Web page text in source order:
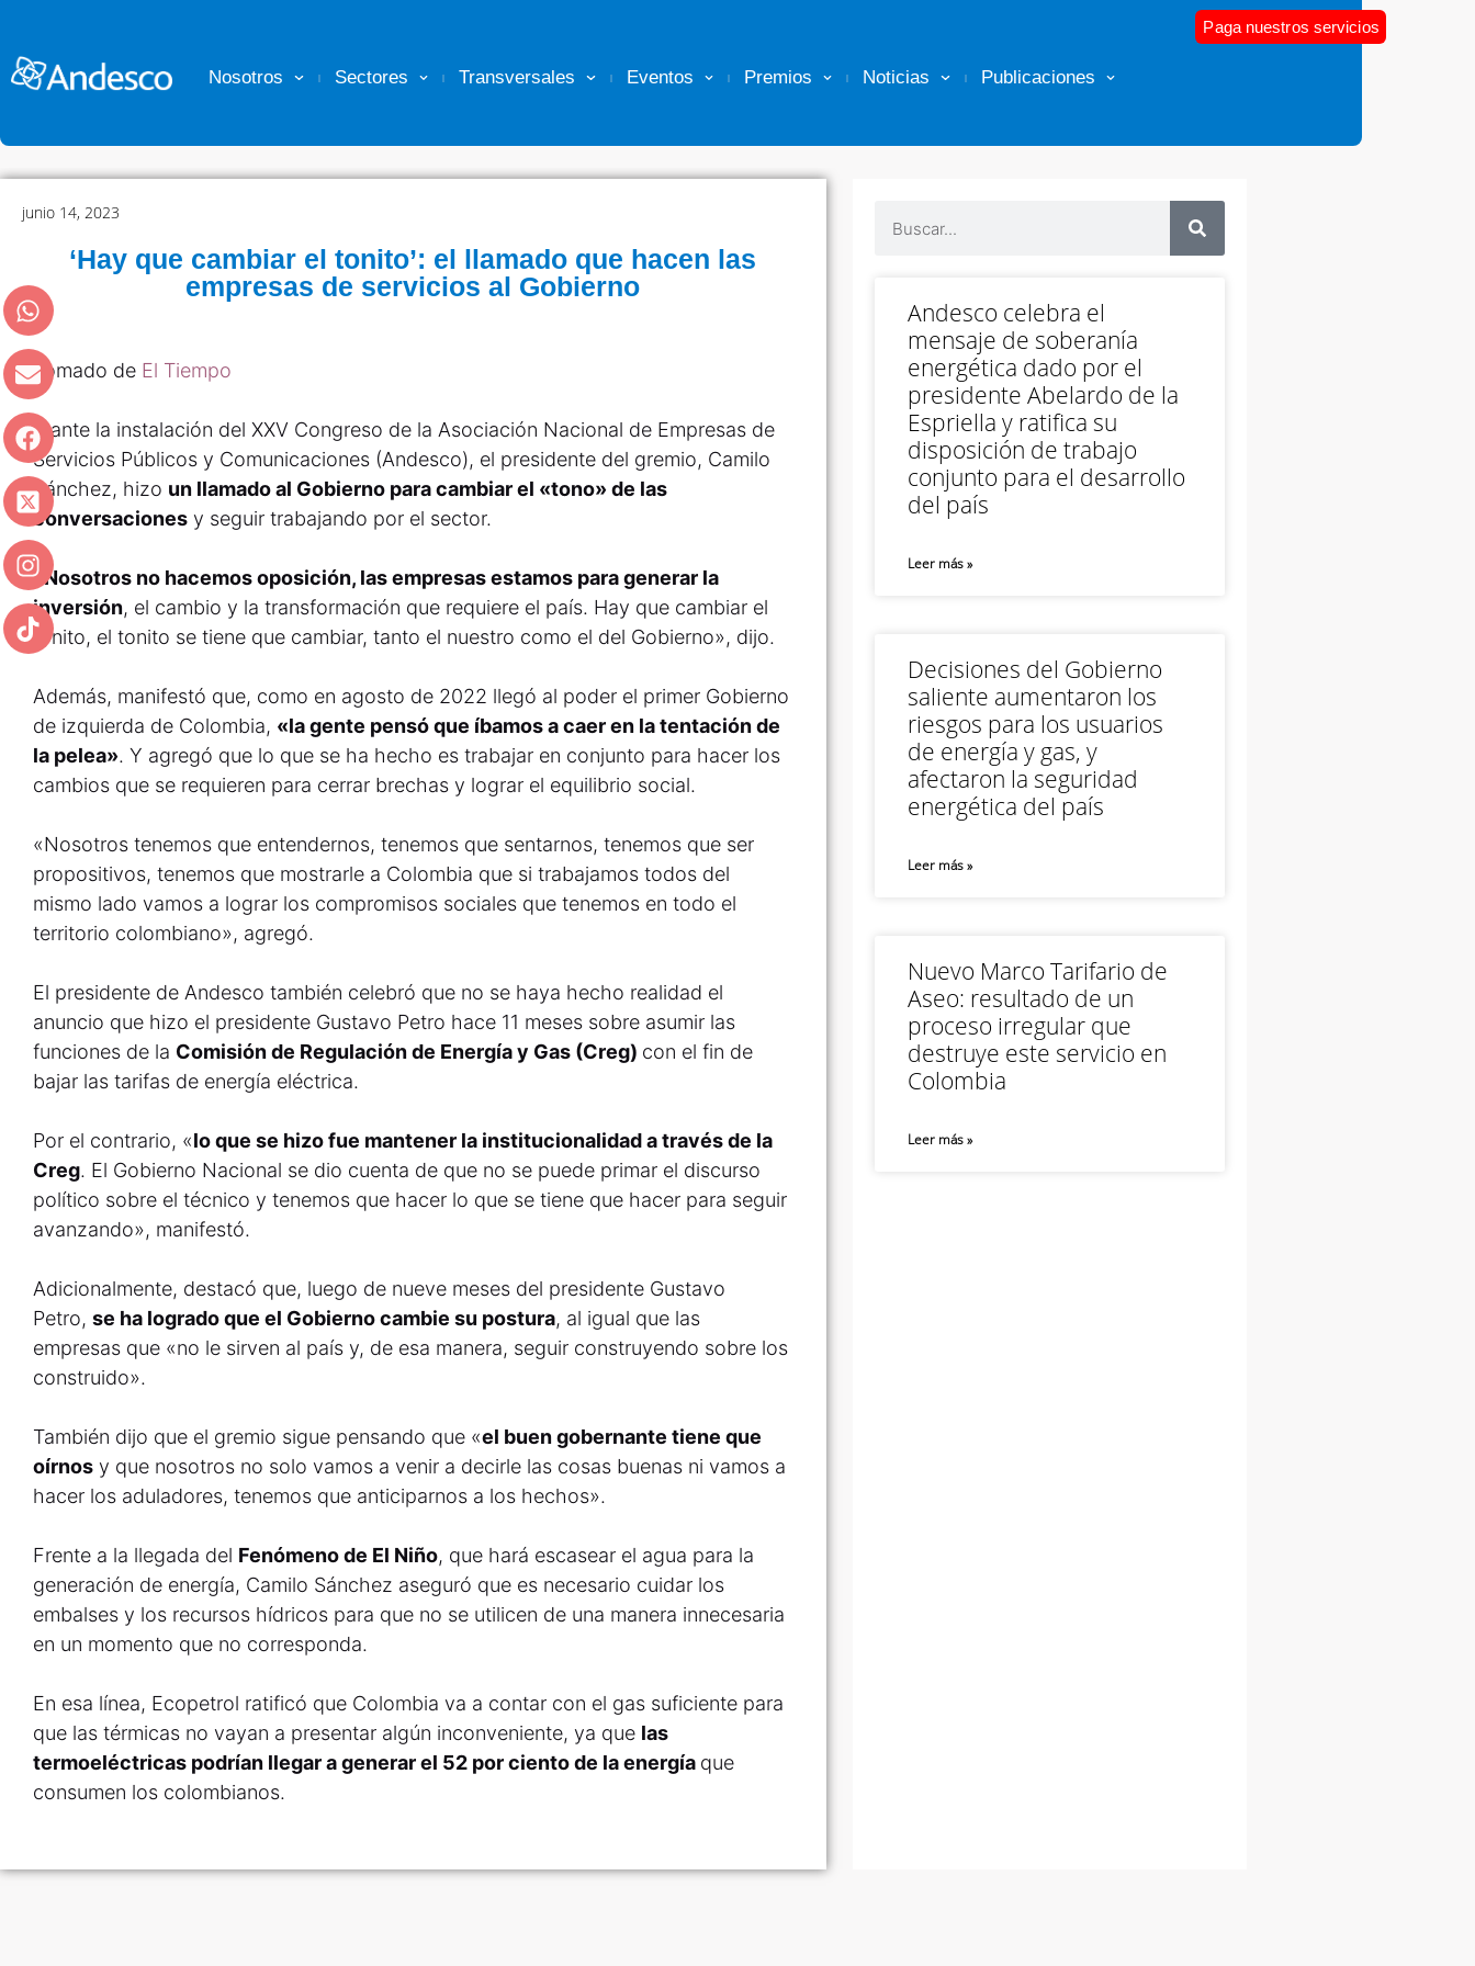
Nosotros Sectores Transversales Eventos Premios Noticias Publicaciones
Paga nuestros servicios
junio 14, 2023
‘Hay que cambiar el tonito’: el llamado que hacen las
empresas de servicios al Gobierno
Tomado de El Tiempo
urante la instalación del XXV Congreso de la Asociación Nacional de Empresas de
Servicios Públicos y Comunicaciones (Andesco), el presidente del gremio, Camilo
Sánchez, hizo un llamado al Gobierno para cambiar el «tono» de las
conversaciones y seguir trabajando por el sector.
« Nosotros no hacemos oposición, las empresas estamos para generar la
inversión, el cambio y la transformación que requiere el país. Hay que cambiar el
tonito, el tonito se tiene que cambiar, tanto el nuestro como el del Gobierno», dijo.
Además, manifestó que, como en agosto de 2022 llegó al poder el primer Gobierno
de izquierda de Colombia, «la gente pensó que íbamos a caer en la tentación de
la pelea». Y agregó que lo que se ha hecho es trabajar en conjunto para hacer los
cambios que se requieren para cerrar brechas y lograr el equilibrio social.
«Nosotros tenemos que entendernos, tenemos que sentarnos, tenemos que ser
propositivos, tenemos que mostrarle a Colombia que si trabajamos todos del
mismo lado vamos a lograr los compromisos sociales que tenemos en todo el
territorio colombiano», agregó.
El presidente de Andesco también celebró que no se haya hecho realidad el
anuncio que hizo el presidente Gustavo Petro hace 11 meses sobre asumir las
funciones de la Comisión de Regulación de Energía y Gas (Creg) con el fin de
bajar las tarifas de energía eléctrica.
Por el contrario, «lo que se hizo fue mantener la institucionalidad a través de la
Creg. El Gobierno Nacional se dio cuenta de que no se puede primar el discurso
político sobre el técnico y tenemos que hacer lo que se tiene que hacer para seguir
avanzando», manifestó.
Adicionalmente, destacó que, luego de nueve meses del presidente Gustavo
Petro, se ha logrado que el Gobierno cambie su postura, al igual que las
empresas que «no le sirven al país y, de esa manera, seguir construyendo sobre los
construido».
También dijo que el gremio sigue pensando que «el buen gobernante tiene que
oírnos y que nosotros no solo vamos a venir a decirle las cosas buenas ni vamos a
hacer los aduladores, tenemos que anticiparnos a los hechos».
Frente a la llegada del Fenómeno de El Niño, que hará escasear el agua para la
generación de energía, Camilo Sánchez aseguró que es necesario cuidar los
embalses y los recursos hídricos para que no se utilicen de una manera innecesaria
en un momento que no corresponda.
En esa línea, Ecopetrol ratificó que Colombia va a contar con el gas suficiente para
que las térmicas no vayan a presentar algún inconveniente, ya que las
termoeléctricas podrían llegar a generar el 52 por ciento de la energía que
consumen los colombianos.
Andesco celebra el
mensaje de soberanía
energética dado por el
presidente Abelardo de la
Espriella y ratifica su
disposición de trabajo
conjunto para el desarrollo
del país
Leer más »
Decisiones del Gobierno
saliente aumentaron los
riesgos para los usuarios
de energía y gas, y
afectaron la seguridad
energética del país
Leer más »
Nuevo Marco Tarifario de
Aseo: resultado de un
proceso irregular que
destruye este servicio en
Colombia
Leer más »